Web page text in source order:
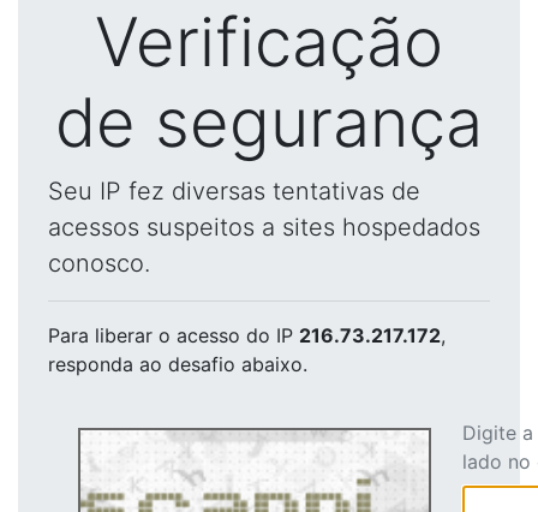
Verificação
de segurança
Seu IP fez diversas tentativas de
acessos suspeitos a sites hospedados
conosco.
Para liberar o acesso do IP 216.73.217.172,
responda ao desafio abaixo.
Digite
lado no